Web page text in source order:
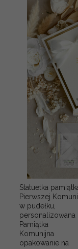
Statuetka
Pierwszej
w pudełku,
personalizowana
Pamiątka
Komunijna
opakowanie na